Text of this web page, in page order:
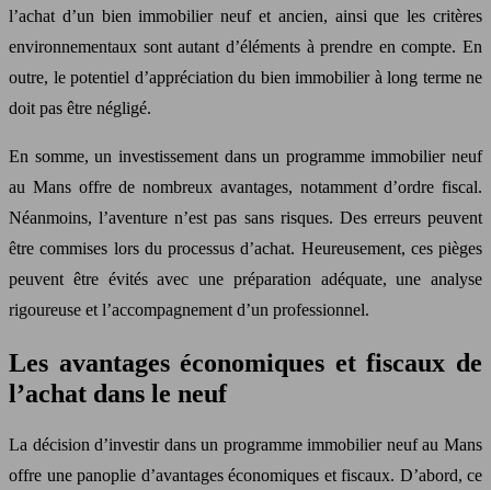
l’achat d’un bien immobilier neuf et ancien, ainsi que les critères
environnementaux sont autant d’éléments à prendre en compte. En
outre, le potentiel d’appréciation du bien immobilier à long terme ne
doit pas être négligé.
En somme, un investissement dans un programme immobilier neuf
au Mans offre de nombreux avantages, notamment d’ordre fiscal.
Néanmoins, l’aventure n’est pas sans risques. Des erreurs peuvent
être commises lors du processus d’achat. Heureusement, ces pièges
peuvent être évités avec une préparation adéquate, une analyse
rigoureuse et l’accompagnement d’un professionnel.
Les avantages économiques et fiscaux de
l’achat dans le neuf
La décision d’investir dans un programme immobilier neuf au Mans
offre une panoplie d’avantages économiques et fiscaux. D’abord, ce